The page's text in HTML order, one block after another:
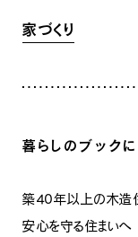
家づくり相談会
家づくり
暮らしのブックに
築40年以上の木造
安心を守る住まいへ